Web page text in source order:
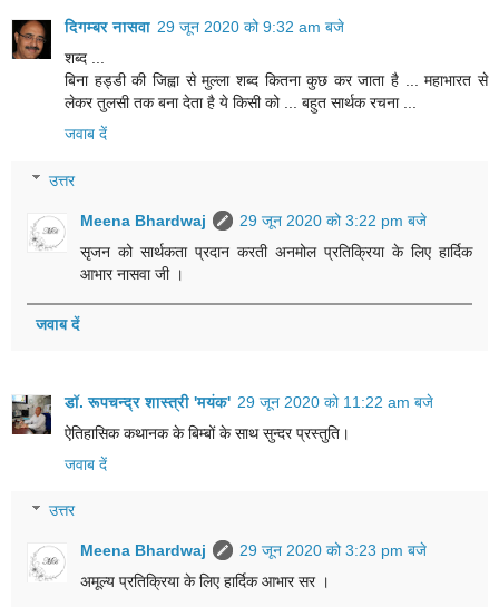
दिगम्बर नासवा 29 जून 2020 को 9:32 am बजे
शब्द ...
बिना हड्डी की जिह्वा से मुल्ला शब्द कितना कुछ कर जाता है ... महाभारत से
लेकर तुलसी तक बना देता है ये किसी को ... बहुत सार्थक रचना ...
जवाब दें
उत्तर
Meena Bhardwaj
29 जून 2020 को 3:22 pm बजे
सृजन को सार्थकता प्रदान करती अनमोल प्रतिक्रिया के लिए हार्दिक
आभार नासवा जी ।
जवाब दें
डॉ. रूपचन्द्र शास्त्री 'मयंक' 29 जून 2020 को 11:22 am बजे
ऐतिहासिक कथानक के बिम्बों के साथ सुन्दर प्रस्तुति।
जवाब दें
उत्तर
Meena Bhardwaj
29 जून 2020 को 3:23 pm बजे
अमूल्य प्रतिक्रिया के लिए हार्दिक आभार सर ।